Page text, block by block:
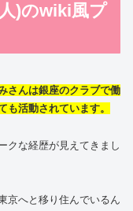
)のwiki風プ
さんは銀座のクラブで働
も活動されています。
クな経歴が見えてきまし
京へと移り住んでいるん